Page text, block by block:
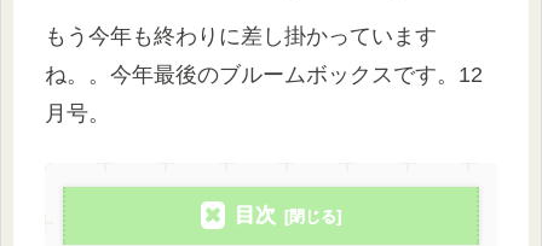
もう今年も終わりに差し掛かっています
ね。。今年最後のブルームボックスです。12
月号。
目次